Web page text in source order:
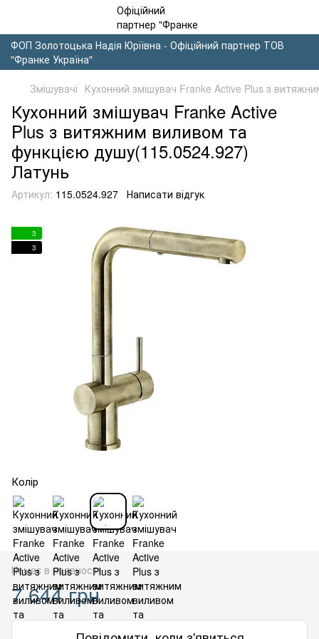
ФОП Золотоцька Надія Юріївна - Офіційний партнер ТОВ
"Франке Україна"
Змішувачі Кухонний змішувач Franke Active Plus з
Кухонний змішувач Franke Active
Plus з витяжним виливом та
функцією душу(115.0524.927)
Латунь
Артикул: 115.0524.927 Написати відгук
3
3
Колір
Немає в наявності
7 644 грн